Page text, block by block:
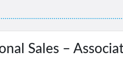
Sales –